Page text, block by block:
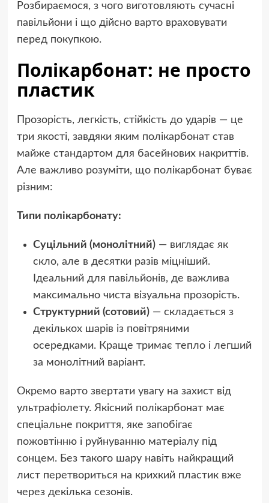
Розбираємося, з чого виготовляють сучасні
павільйони і що дійсно варто враховувати
перед покупкою.
Полікарбонат: не просто
пластик
Прозорість, легкість, стійкість до ударів — це
три якості, завдяки яким полікарбонат став
майже стандартом для басейнових накриттів.
Але важливо розуміти, що полікарбонат буває
різним:
Типи полікарбонату:
Суцільний (монолітний)— виглядає як
скло, але в десятки разів міцніший.
Ідеальний для павільйонів, де важлива
максимально чиста візуальна прозорість.
Структурний (сотовий)— складається з
декількох шарів із повітряними
осередками. Краще тримає тепло і легший
за монолітний варіант.
Окремо варто звертати увагу на захист від
ультрафіолету. Якісний полікарбонат має
спеціальне покриття, яке запобігає
пожовтінню і руйнуванню матеріалу під
сонцем. Без такого шару навіть найкращий
лист перетвориться на крихкий пластик вже
через декілька сезонів.